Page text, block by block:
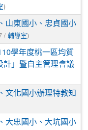
)
山東國小、忠貞國小
/ 輔導室)
學年度桃一區均質
計」暨自主管理會議
文化國小辦理特教知
大忠國小、大坑國小